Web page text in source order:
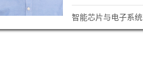
智能芯片与电子系统